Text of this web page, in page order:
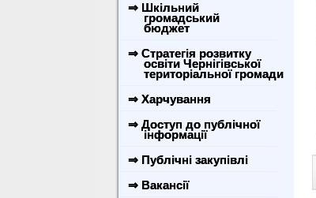
⇒ Шкільний
громадський
бюджет
⇒ Стратегія розвитку
освіти Чернігівської
територіальної громади
⇒ Харчування
⇒ Доступ до публічної
інформації
⇒ Публічні закупівлі
⇒ Вакансії